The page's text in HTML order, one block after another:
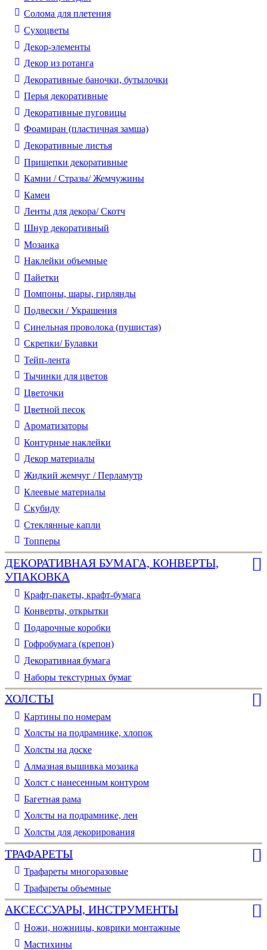
Солома для плетения
Cухоцветы
Декор-элементы
Декор из ротанга
Декоративные баночки, бутылочки
Перья декоративные
Декоративные пуговицы
Фоамиран (пластичная замша)
Декоративные листья
Прищепки декоративные
Камни / Cтразы/ Жемчужины
Камеи
Ленты для декора/ Скотч
Шнур декоративный
Мозаика
Наклейки объемные
Пайетки
Помпоны, шары, гирлянды
Подвески / Украшения
Синельная проволока (пушистая)
Скрепки/ Булавки
Тейп-лента
Тычинки для цветов
Цветочки
Цветной песок
Ароматизаторы
Контурные наклейки
Декор материалы
Жидкий жемчуг / Перламутр
Клеевые материалы
Скубиду
Стеклянные капли
Топперы
ДЕКОРАТИВНАЯ БУМАГА, КОНВЕРТЫ,
УПАКОВКА
Крафт-пакеты, крафт-бумага
Конверты, открытки
Подарочные коробки
Гофробумага (крепон)
Декоративная бумага
Наборы текстурных бумаг
ХОЛСТЫ
Картины по номерам
Холсты на подрамнике, хлопок
Холсты на доске
Алмазная вышивка мозаика
Холст с нанесенным контуром
Багетная рама
Холсты на подрамнике, лен
Холсты для декорирования
ТРАФАРЕТЫ
Трафареты многоразовые
Трафареты объемные
АКСЕССУАРЫ, ИНСТРУМЕНТЫ
Ножи, ножницы, коврики монтажные
Мастихины